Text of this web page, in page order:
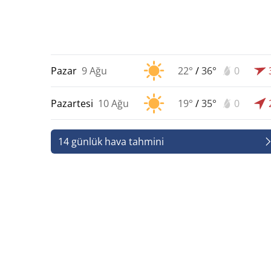
Pazar 9 Ağu 22° /36° 0
Pazartesi 10 Ağu 19° /35° 0
14 günlük hava tahmini